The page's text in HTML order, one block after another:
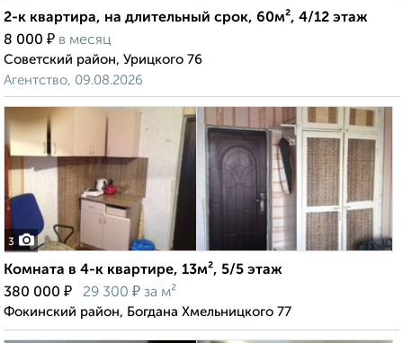
2-к квартира, на длительный срок, 60м², 4/12 этаж
8 000 ₽ в месяц
Советский район, Урицкого 76
Агентство, 09.08.2026
3
Комната в 4-к квартире, 13м², 5/5 этаж
380 000 ₽ 29 300 ₽ за м²
Фокинский район, Богдана Хмельницкого 77